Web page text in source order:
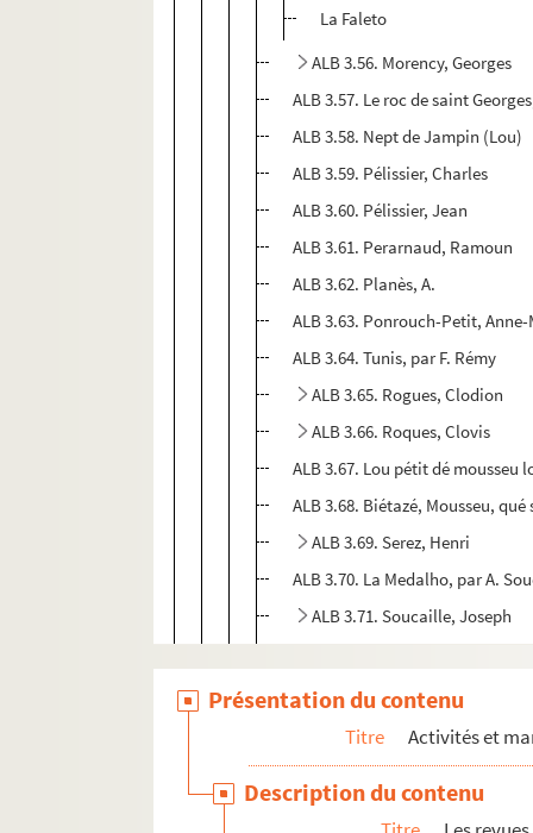
La Faleto
ALB 3.56. Morency, Georges
ALB 3.57. Le roc de saint
ALB 3.58. Nept de Jampin (Lou)
ALB 3.59. Pélissier, Charles
ALB 3.60. Pélissier, Jean
ALB 3.61. Perarnaud, Ramoun
ALB 3.62. Planès, A.
ALB 3.63. Ponrouch-Petit,
ALB 3.64. Tunis, par F. Rémy
ALB 3.65. Rogues, Clodion
ALB 3.66. Roques, Clovis
ALB 3.67. Lou pétit dé mousseu
ALB 3.68. Biétazé, Mousseu,
ALB 3.69. Serez, Henri
ALB 3.70. La Medalho, par A.
ALB 3.71. Soucaille, Joseph
ALB 3.73. Tarbouriech
ALB 3.74. Taudou, Émile
ALB 3.75. Toulza, J.
ALB 3.76. Vergé, François
Présentation du contenu
Titre Activités et
Description du contenu